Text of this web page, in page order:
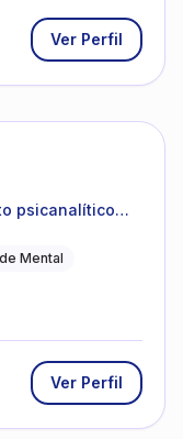
Ver Perfil
psicanalítico
Mental
Ver Perfil